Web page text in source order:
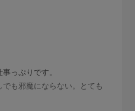
っぷりです。
も邪魔にならない。とても